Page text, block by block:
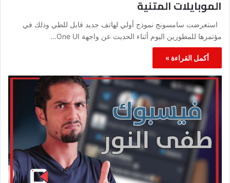
الموبايلات المتنية
استعرضت سامسونج نموذج أولي لهاتف جديد قابل للطي وذلك في
مؤتمرها للمطورين اليوم أثناء الحديث عن واجهة One UI…
أكمل القراءة »